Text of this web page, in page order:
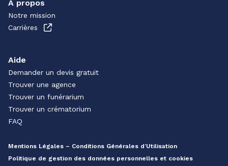
À propos
Notre mission
Carrières
Aide
Demander un devis gratuit
Trouver une agence
Trouver un funérarium
Trouver un crématorium
FAQ
Mentions Légales – Conditions Générales d’Utilisation
Politique de gestion des données personnelles et cookies